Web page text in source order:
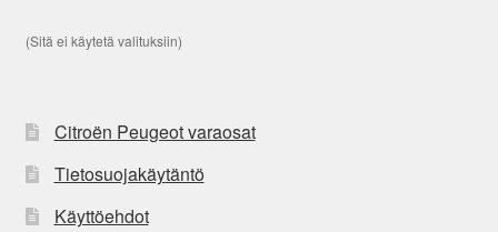
(Sitä ei käytetä valituksiin)
Citroën Peugeot varaosat
Tietosuojakäytäntö
Käyttöehdot